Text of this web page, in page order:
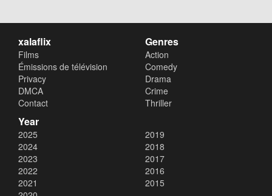
xalaflix
Films
Émissions de télévision
Privacy
DMCA
Contact
Genres
Action
Comedy
Drama
Crime
Thriller
Year
2025
2024
2023
2022
2021
2019
2018
2017
2016
2015